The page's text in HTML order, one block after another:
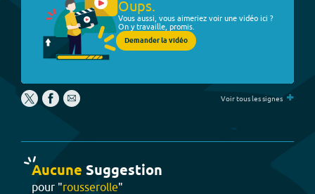
Oups.
Vous aussi, vous aimeriez voir une vidéo ici ?
On y travaille, promis.
Demander la vidéo
Voir tous les signes +
Aucune Suggestion
pour "rousserolle"